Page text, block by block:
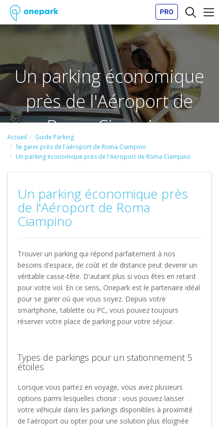
PRO
Un parking économique
près de l'Aéroport de
Roma Ciampino
Accueil
Guide Parking
Se garer près de l'aéroport de Roma Ciampino
Un parking économique près de l'Aéroport de Roma Ciampino
Un parking économique près
de l'Aéroport de Roma
Ciampino
Trouver un parking qui répond parfaitement à nos
besoins d'espace, de coût et de distance peut devenir un
véritable casse-tête. D'autant plus si vous êtes en retard
pour votre vol. En ce sens, Onepark est le partenaire idéal
pour se garer où que vous soyez. Depuis votre
smartphone, tablette ou PC, vous pouvez toujours
réserver votre place de parking pour votre séjour.
Types de parkings pour un stationnement 5
étoiles
Lorsque vous partez en voyage, vous avez plusieurs
options parmi lesquelles choisir : vous pouvez laisser
votre véhicule dans les parkings disponibles à proximité
de l'aéroport ou opter pour une solution plus éloignée